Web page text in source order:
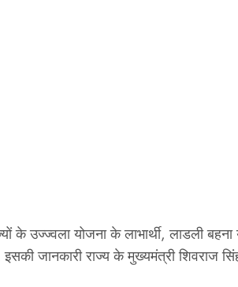
उज्ज्वला योजना के लाभार्थी, लाडली
जानकारी राज्य के मुख्यमंत्री शिवराज